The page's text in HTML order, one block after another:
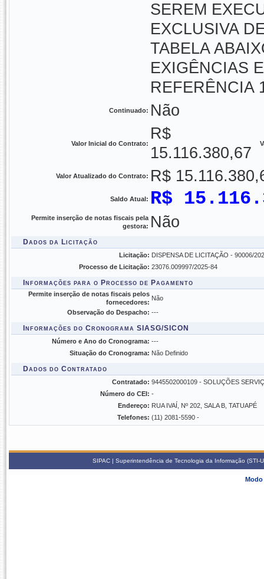
SEREM
EXCLUSIVA
TABELA
EXIGÊNCIAS
REFERÊNCIA
Continuado: Não
Valor Inicial do Contrato:
R$
15.116.380,67
Valor Atualizado do Contrato: R$
Saldo Atual: R$
Permite inserção de notas fiscais pela
gestora: Não
Dados da Licitação
Licitação: DISPENSA DE LICITAÇÃO - 90006/
Processo de Licitação: 23076.009997/2025-84
Informações para o Processo de Pagamento
Permite inserção de notas fiscais pelos
fornecedores:
Não
Observação do Despacho: ---
Informações do Cronograma SIASG/SICON
Número e Ano do Cronograma: ---
Situação do Cronograma: Não Definido
Dados do Contratado
Contratado: 9445502000109 - SOLUÇÕES
Número do CEI: -
Endereço: RUA IVAÍ, Nº 202, SALA B, TATUAPÉ
Telefones: (11) 2081-5590 -
SIPAC | Superintendência de Tecnologia da Informação
Modo